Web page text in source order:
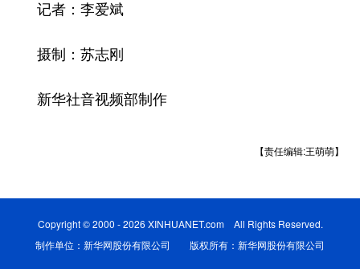
陕西
新疆 内蒙古
多语种频道
记者：李爱斌
摄制：苏志刚
新华社音视频部制作
【责任编辑:王萌萌】
Copyright © 2000 - 2026 XINHUANET.com All Rights Reserved.
制作单位：新华网股份有限公司 版权所有：新华网股份有限公司